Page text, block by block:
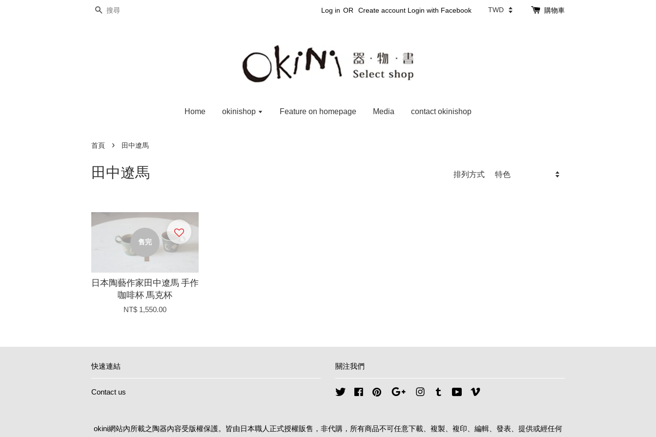
搜尋 Log in OR Create account Login with Facebook 購物車
Home okinishop Feature on homepage Media contact okinishop
首頁 › 田中遼馬
田中遼馬 排列方式
售完
日本陶藝作家田中遼馬 手作
咖啡杯 馬克杯
NT$ 1,550.00
快速連結
Contact us
關注我們
Twitter FacebookPinterest Google Instagram
Tumblr YouTube
okini網站內所載之陶器內容受版權保護。皆由日本職人正式授權販售，非代購，所有商品不可任意下載、複製、複印、編輯、發表、提供或經任何